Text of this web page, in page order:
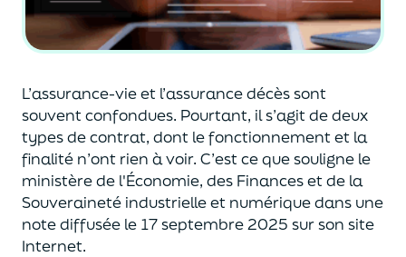
L’assurance-vie et l’assurance décès sont
souventconfondues. Pourtant, il s’agit de deux
types de contrat, dont le fonctionnement et la
finalité n’ont rien à voir. C’est ce que souligne le
ministère de l'Économie, des Financeset de la
Souveraineté industrielle et numériquedans une
note diffusée le 17 septembre 2025 sur son site
Internet.